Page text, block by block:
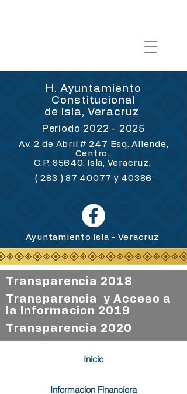
H. Ayuntamiento
Constitucional
de Isla, Veracruz
Periodo 2022 - 2025
Av. 2 de Abril # 247 Esq. Allende,
Centro.
C.P. 95640. Isla, Veracruz.
( 283 ) 87 40077 y 40386
Ayuntamiento Isla - Veracruz
Transparencia 2018
Transparencia y Acceso a
la Informacion 2019
Transparencia 2020
Inicio
Informacion Financiera